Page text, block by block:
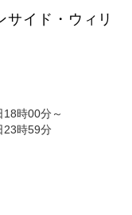
サイド・ウィリ
時00分～
23時59分